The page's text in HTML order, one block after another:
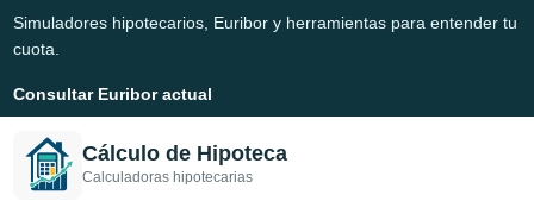
Simuladores hipotecarios, Euribor y herramientas para entender tu
cuota.
Consultar Euribor actual
Cálculo de Hipoteca
Calculadoras hipotecarias